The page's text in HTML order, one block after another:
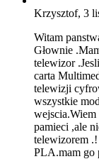
Krzysztof, 3
Witam
Głownie
telewizor
carta
telewizji
wszystkie
wejscia.Wiem
pamieci ,ale
telewizorem
PLA.mam go